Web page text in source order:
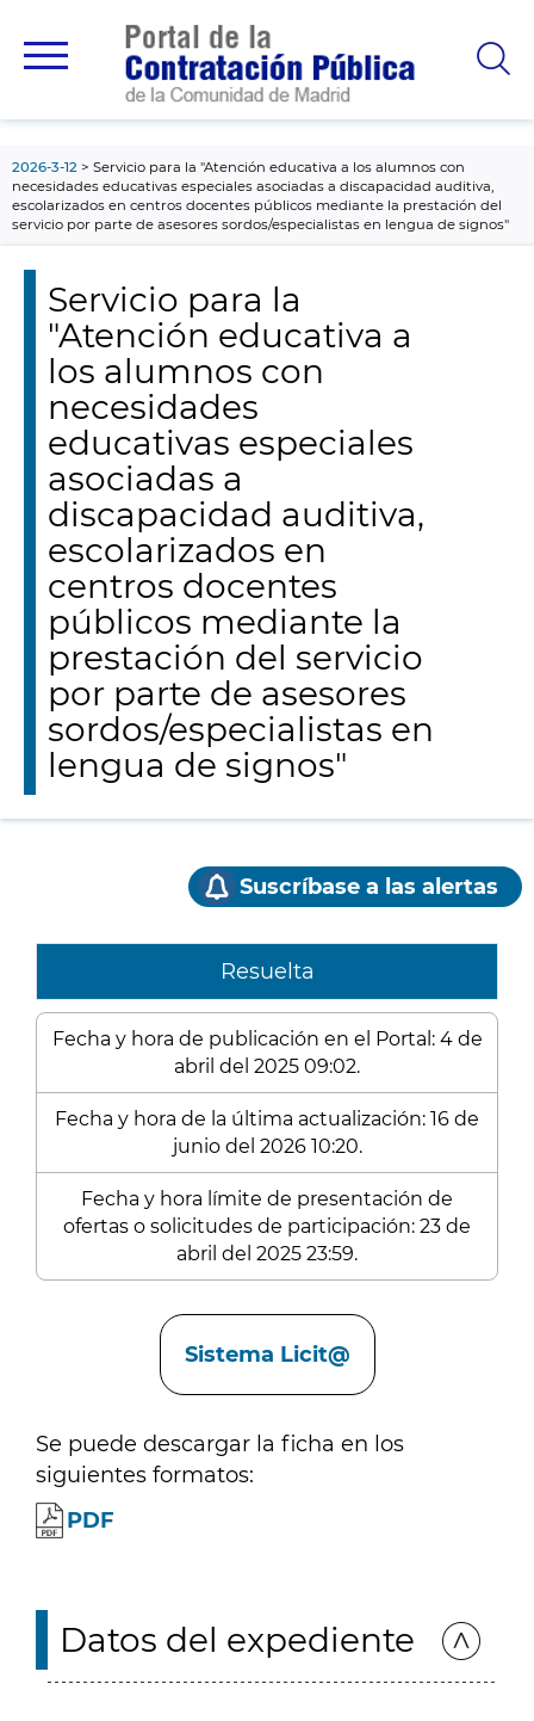
principal
2026-3-12
Servicio para la "Atención educativa a los alumnos con
necesidades educativas especiales asociadas a discapacidad auditiva,
escolarizados en centros docentes públicos mediante la prestación del
servicio por parte de asesores sordos/especialistas en lengua de signos"
Servicio para la
"Atención educativa a
los alumnos con
necesidades
educativas especiales
asociadas a
discapacidad auditiva,
escolarizados en
centros docentes
públicos mediante la
prestación del servicio
por parte de asesores
sordos/especialistas en
lengua de signos"
Suscríbase a las alertas
Resuelta
Fecha y hora de publicación en el Portal: 4 de
abril del 2025 09:02.
Fecha y hora de la última actualización: 16 de
junio del 2026 10:20.
Fecha y hora límite de presentación de
ofertas o solicitudes de participación: 23 de
abril del 2025 23:59.
Sistema Licit@
Se puede descargar la ficha en los
siguientes formatos:
PDF
Datos del expediente